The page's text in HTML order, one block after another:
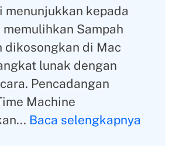
menunjukkan kepada
memulihkan Sampah
dikosongkan di Mac
lunak dengan
Pencadangan
Machine
Baca selengkapnya